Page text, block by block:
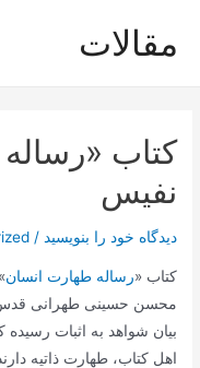
مقالات
کتاب
نفیس
دیدگاه‌ خود را بنویسید /
کتاب «رساله طهارت انسان
محسن حسینی طهرانی قدس
بیان شواهد به اثبات
اهل کتاب، طهارت ذاتیه